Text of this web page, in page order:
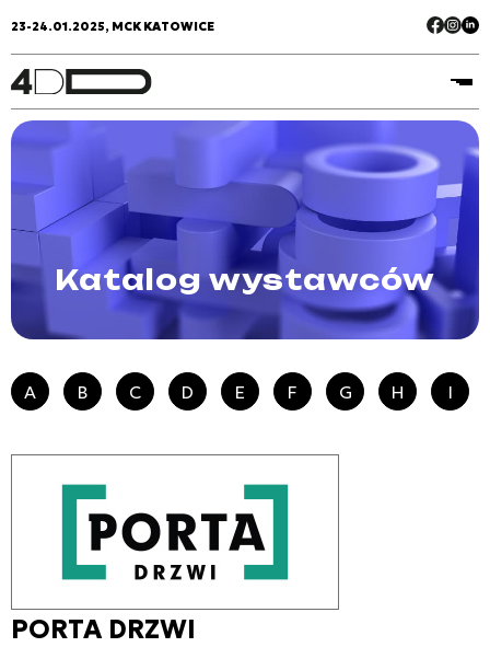
23-24.01.2025, MCK KATOWICE
Katalog wystawców
A B C D E F G H I
PORTA DRZWI